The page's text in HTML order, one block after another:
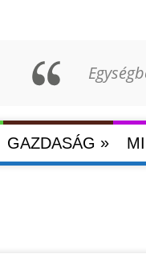
GAZDASÁG »